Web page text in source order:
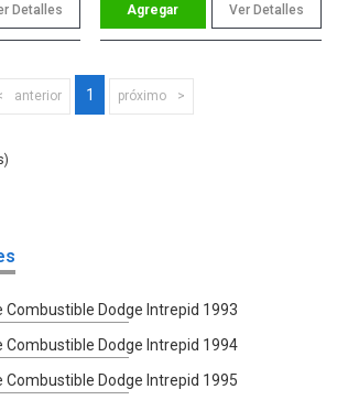
Detalles Ver Detalles
anterior 1 próximo
Combustible Dodge Intrepid 1993
Combustible Dodge Intrepid 1994
Combustible Dodge Intrepid 1995